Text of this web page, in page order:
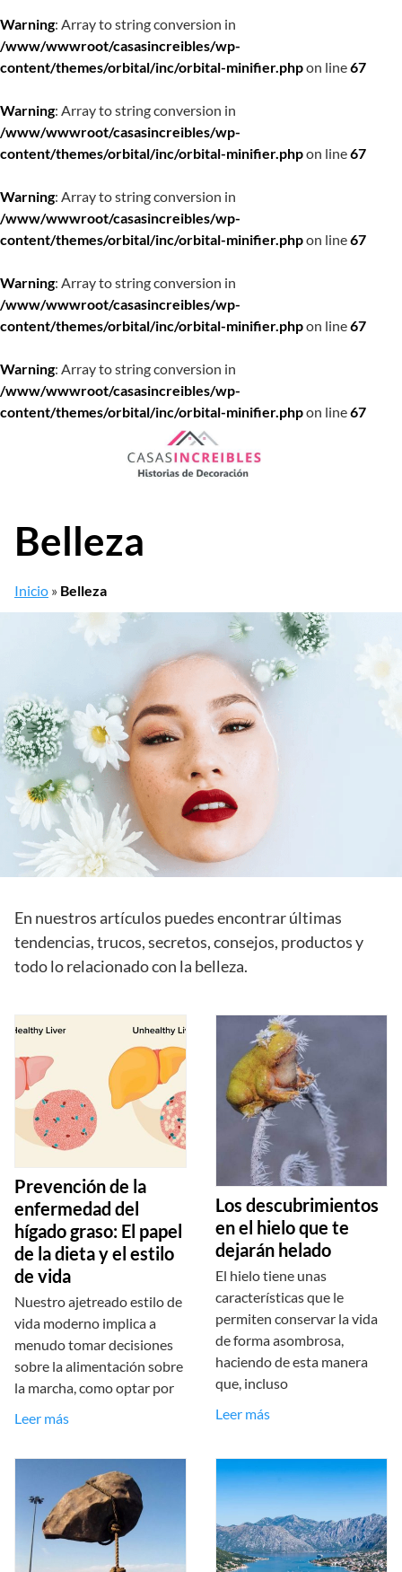
Warning: Array to string conversion in
/www/wwwroot/casasincreibles/wp-
content/themes/orbital/inc/orbital-minifier.phpon line67
Warning: Array to string conversion in
/www/wwwroot/casasincreibles/wp-
content/themes/orbital/inc/orbital-minifier.phpon line67
Warning: Array to string conversion in
/www/wwwroot/casasincreibles/wp-
content/themes/orbital/inc/orbital-minifier.phpon line67
Warning: Array to string conversion in
/www/wwwroot/casasincreibles/wp-
content/themes/orbital/inc/orbital-minifier.phpon line67
Warning: Array to string conversion in
/www/wwwroot/casasincreibles/wp-
content/themes/orbital/inc/orbital-minifier.phpon line67
Belleza
Inicio » Belleza
En nuestros artículos puedes encontrar últimas
tendencias, trucos, secretos, consejos, productos y
todo lo relacionado con la belleza.
Prevención de la
enfermedad del
hígado graso: El papel
de la dieta y el estilo
de vida
Nuestro ajetreado estilo de
vida moderno implica a
menudo tomar decisiones
sobre la alimentación sobre
la marcha, como optar por
Leer más
Los descubrimientos
en el hielo que te
dejarán helado
El hielo tiene unas
características que le
permiten conservar la vida
de forma asombrosa,
haciendo de esta manera
que, incluso
Leer más